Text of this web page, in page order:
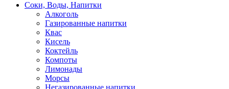
Соки, Воды, Напитки
Алкоголь
Газированные напитки
Квас
Кисель
Коктейль
Компоты
Лимонады
Морсы